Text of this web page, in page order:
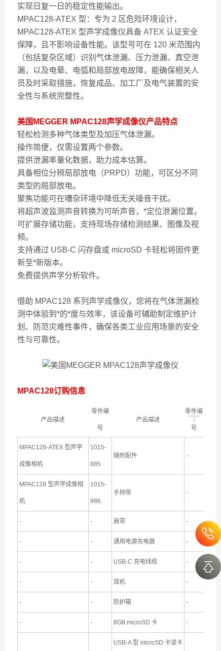
实现日复一日的稳定性能输出。
MPAC128-ATEX 型：专为 2 区危险环境设计，
MPAC128-ATEX 型声学成像仪具备 ATEX 认证安全
保障，且不影响设备性能。该型号可在 120 米范围内
（包括复杂区域）识别气体泄漏、压力泄漏、真空泄
漏，以及电晕、电弧和局部放电故障，能确保相关人
员及时采取措施，恢复成品、加工厂及电气装置的安
全性与系统完整性。
美国MEGGER MPAC128声学成像仪产品特点
轻松检测多种气体类型及加压气体泄漏。
操作简便，仅需设置两个参数。
提供泄漏率量化数据，助力成本估算。
具备相位分辨局部放电（PRPD）功能，可区分不同
类型的局部放电。
聚焦功能可在嘈杂环境中降低无关噪音干扰。
将超声波监测声音转换为可听声音，*定位泄漏位置。
可扩展存储功能，支持现场存储检测结果、图像及视
频。
支持通过 USB-C 闪存盘或 microSD 卡轻松将固件更
新至*新版本。
免费提供声学分析软件。
借助 MPAC128 系列声学成像仪，您将在气体泄漏检
测中体验到*的*度与效率，该设备可辅助制定维护计
划、防范灾难性事件，确保各类工业应用场景的安全
性与可靠性。
MPAC128订购信息
+
产品描述
零件编
号
产品描述
零件编
号
MPAC128-ATEX 型声学
成像相机
1015-
885
随附配件 -
MPAC128 型声学成像相
机
1015-
886
手持带 -
- - 肩带 -
- - 通用电源充电器 -
- - USB-C 充电线缆 -
- - 耳机 -
- - 防护箱 -
- - 8GB microSD 卡 -
USB-A 型 microSD 卡读卡